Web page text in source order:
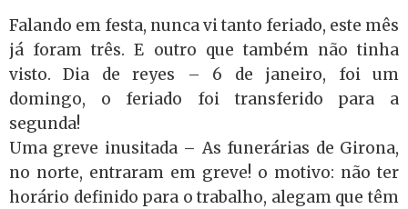
Falando em festa, nunca vi tanto feriado, este mês
já foram três. E outro que também não tinha
visto. Dia de reyes – 6 de janeiro, foi um
domingo, o feriado foi transferido para a
segunda!
Uma greve inusitada – As funerárias de Girona,
no norte, entraram em greve! o motivo: não ter
horário definido para o trabalho, alegam que têm